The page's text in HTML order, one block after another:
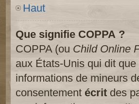
Haut
Que signifie COPPA ?
COPPA (ou Child Online
aux États-Unis qui dit
informations de mineurs
consentement écrit des